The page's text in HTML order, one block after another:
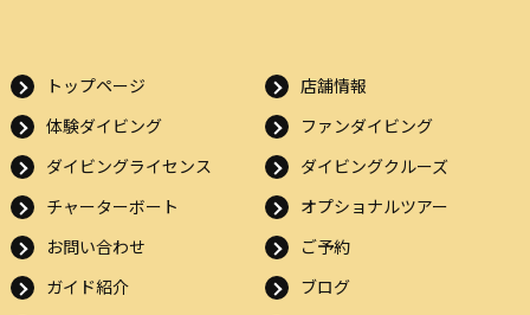
トップページ
店舗情報
体験ダイビング
ファンダイビング
ダイビングライセンス
ダイビングクルーズ
チャーターボート
オプショナルツアー
お問い合わせ
ご予約
ガイド紹介
ブログ